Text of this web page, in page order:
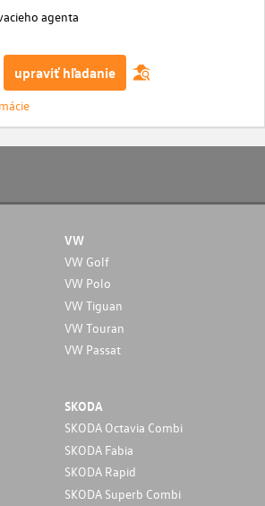
agenta
upraviť hľadanie
VW
VW Golf
VW Polo
VW Tiguan
VW Touran
VW Passat
SKODA
SKODA Octavia Combi
SKODA Fabia
SKODA Rapid
SKODA Superb Combi